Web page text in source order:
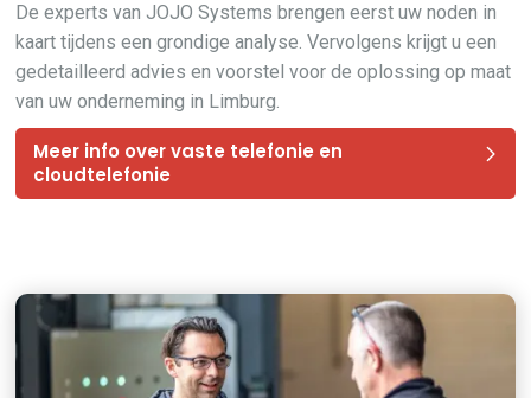
De experts van JOJO Systems brengen eerst uw noden in
kaart tijdens een grondige analyse. Vervolgens krijgt u een
gedetailleerd advies en voorstel voor de oplossing op maat
van uw onderneming in Limburg.
Meer info over vaste telefonie en
cloudtelefonie